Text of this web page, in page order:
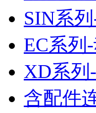
SIN系
EC系列
XD系列
含配件